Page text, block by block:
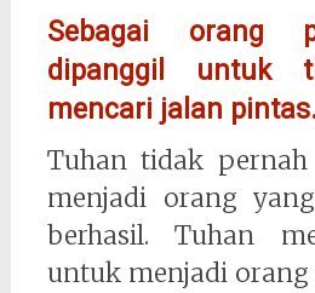
Sebagai orang
dipanggil untuk
mencari jalan pintas.
Tuhan tidak
menjadi orang
berhasil. Tuhan
untuk menjadi orang